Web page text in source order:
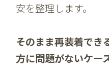
安を整理します。
そのまま再装着でき
方に問題がないケー